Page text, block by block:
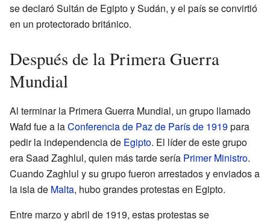
se declaró Sultán de Egipto y Sudán, y el país se convirtió
en un protectorado británico.
Después de la Primera Guerra
Mundial
Al terminar la Primera Guerra Mundial, un grupo llamado
Wafd fue a laConferencia de Paz de París de 1919para
pedir la independencia de Egipto. El líder de este grupo
era Saad Zaghlul, quien más tarde sería Primer Ministro.
Cuando Zaghlul y su grupo fueron arrestados y enviados a
la isla de Malta, hubo grandes protestas en Egipto.
Entre marzo y abril de 1919, estas protestas se